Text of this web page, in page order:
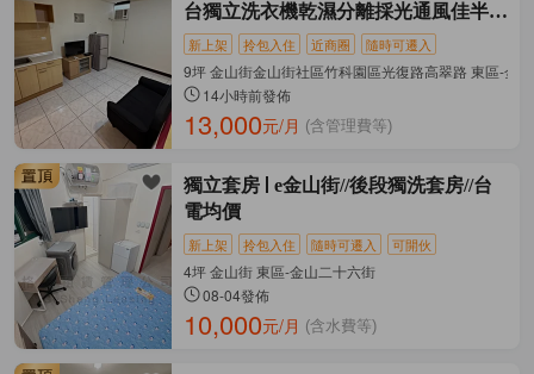
台獨立洗衣機乾濕分離採光通風佳半年
繳享優惠
新上架 拎包入住 近商圈 隨時可遷入
9坪 金山街金山街社區竹科園區光復路高翠路 東區-金
14小時前發佈
13,000元/月 (含管理費等)
獨立套房
e金山街//後段獨洗套房//台
電均價
新上架 拎包入住 隨時可遷入 可開伙
4坪 金山街 東區-金山二十六街
08-04發佈
10,000元/月 (含水費等)